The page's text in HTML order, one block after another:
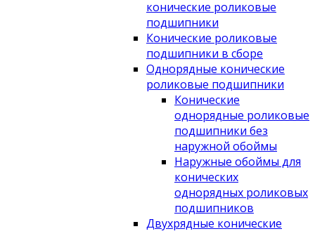
конические роликовые
подшипники
Конические роликовые
подшипники в сборе
Однорядные конические
роликовые подшипники
Конические
однорядные роликовые
подшипники без
наружной обоймы
Наружные обоймы для
конических
однорядных роликовых
подшипников
Двухрядные конические